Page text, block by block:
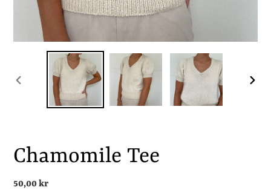
Chamomile Tee
Normalpris
50,00 kr